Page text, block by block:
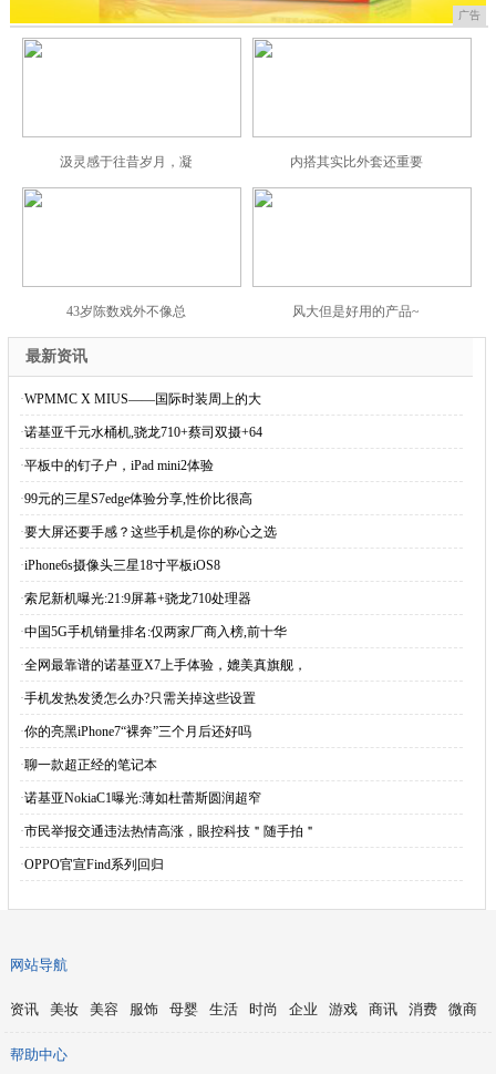
广告
汲灵感于往昔岁月，凝 内搭其实比外套还重要
43岁陈数戏外不像总 风大但是好用的产品~
最新资讯
·WPMMC X MIUS——国际时装周上的大
·诺基亚千元水桶机,骁龙710+蔡司双摄+64
·平板中的钉子户，iPad mini2体验
·99元的三星S7edge体验分享,性价比很高
·要大屏还要手感？这些手机是你的称心之选
·iPhone6s摄像头三星18寸平板iOS8
·索尼新机曝光:21:9屏幕+骁龙710处理器
·中国5G手机销量排名:仅两家厂商入榜,前十华
·全网最靠谱的诺基亚X7上手体验，媲美真旗舰，
·手机发热发烫怎么办?只需关掉这些设置
·你的亮黑iPhone7“裸奔”三个月后还好吗
·聊一款超正经的笔记本
·诺基亚NokiaC1曝光:薄如杜蕾斯圆润超窄
·市民举报交通违法热情高涨，眼控科技＂随手拍＂
·OPPO官宣Find系列回归
网站导航
资讯 美妆 美容 服饰 母婴 生活 时尚 企业 游戏 商讯 消费 微商
帮助中心